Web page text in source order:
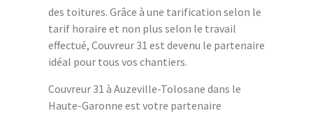
des toitures. Grâce à une tarification selon le
tarif horaire et non plus selon le travail
effectué, Couvreur 31 est devenu le partenaire
idéal pour tous vos chantiers.
Couvreur 31 à Auzeville-Tolosane dans le
Haute-Garonne est votre partenaire